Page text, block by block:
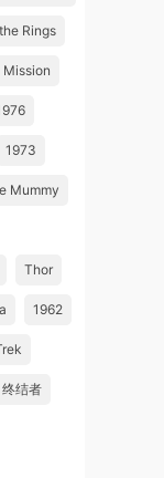
Rings
Mission
1973
Mummy
Thor
1962
终结者